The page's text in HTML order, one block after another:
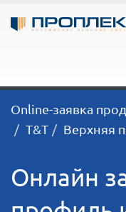
Online-заявка
T&T
Верхняя
Онлайн